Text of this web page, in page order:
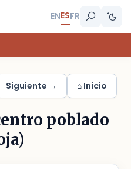
ENESFR
Siguiente → ⌂ Inicio
poblado